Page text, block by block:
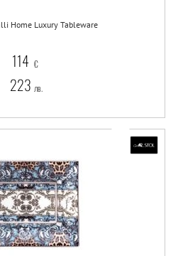
Home Luxury Tableware
114 €
223 лв.